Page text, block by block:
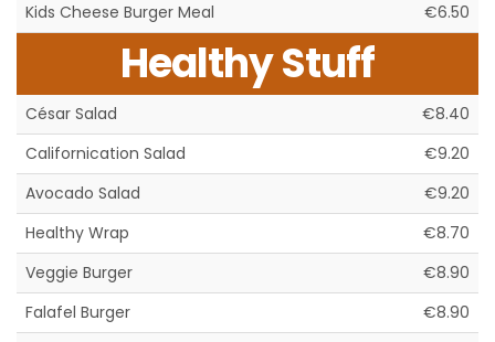
Kids Cheese Burger Meal
€6.50
Healthy Stuff
César Salad
€8.40
Californication Salad
€9.20
Avocado Salad
€9.20
Healthy Wrap
€8.70
Veggie Burger
€8.90
Falafel Burger
€8.90